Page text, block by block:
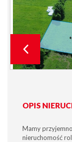
OPIS
Mamy
nieruchomość